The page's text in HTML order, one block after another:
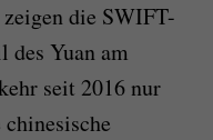
die SWIFT-
des Yuan am
seit 2016 nur